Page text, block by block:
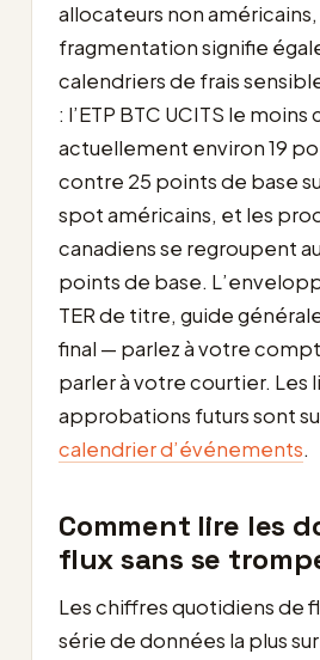
allocateurs non
fragmentation signifie
calendriers de frais
: l’ETP BTC UCITS le
actuellement environ 19
contre 25 points de base
spot américains, et les
canadiens se regroupent
points de base.
TER de titre, guide
final — parlez à votre
parler à votre courtier. Les
approbations futurs sont
calendrier d’événements.
Comment lire les
flux sans se
Les chiffres quotidiens de
série de données la plus